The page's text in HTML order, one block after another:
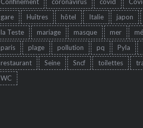
gare
Huîtres hôtel Italie japon
la Teste
mariage masque mer
paris
plage pollution pq Pyla
restaurant
Seine Sncf toilettes
WC